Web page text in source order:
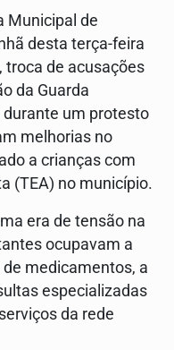
Municipal de
desta terça-feira
troca de acusações
da Guarda
durante um protesto
melhorias no
a crianças com
(TEA) no município.
era de tensão na
ocupavam a
medicamentos, a
especializadas
da rede